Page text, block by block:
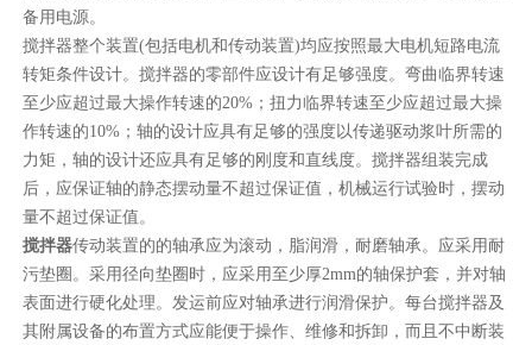
备用电源。
搅拌器整个装置(包括电机和传动装置)均应按照最大电机短路电流
转矩条件设计。搅拌器的零部件应设计有足够强度。弯曲临界转速
至少应超过最大操作转速的20%；扭力临界转速至少应超过最大操
作转速的10%；轴的设计应具有足够的强度以传递驱动浆叶所需的
力矩，轴的设计还应具有足够的刚度和直线度。搅拌器组装完成
后，应保证轴的静态摆动量不超过保证值，机械运行试验时，摆动
量不超过保证值。
搅拌器传动装置的的轴承应为滚动，脂润滑，耐磨轴承。应采用耐
污垫圈。采用径向垫圈时，应采用至少厚2mm的轴保护套，并对轴
表面进行硬化处理。发运前应对轴承进行润滑保护。每台搅拌器及
其附属设备的布置方式应能便于操作、维修和拆卸，而且不中断装